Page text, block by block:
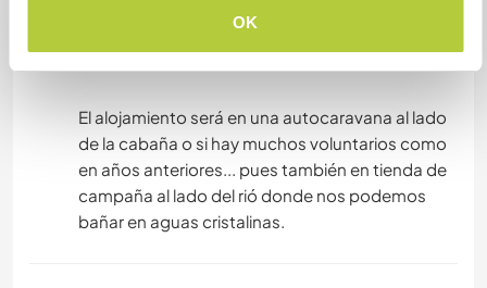
OK
will be previously talked of course.
El alojamiento será en una autocaravana al lado
de la cabaña o si hay muchos voluntarios como
en años anteriores... pues también en tienda de
campaña al lado del rió donde nos podemos
bañar en aguas cristalinas.